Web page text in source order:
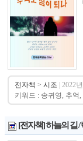
전자책 > 시조 | 2022
키워드 : 송귀영, 추억,
[전자책] 하늘의 길 /